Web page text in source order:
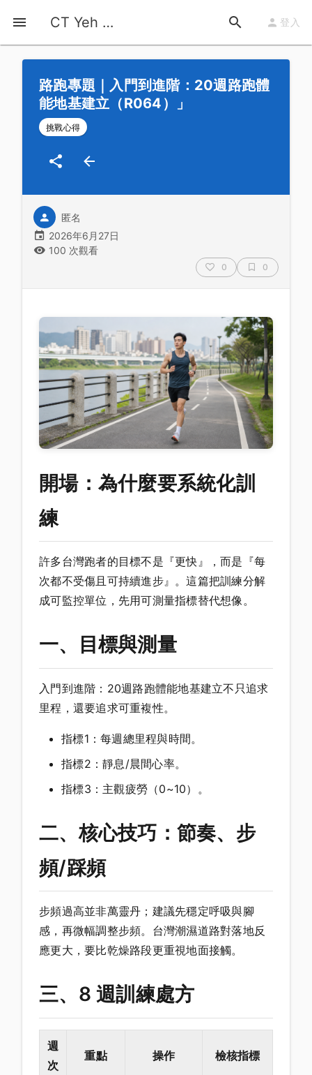
CT Yeh 公路車基地 登入
首頁 運動知識
路跑專題｜入門到進階：20週路跑體
能地基建立（R064）」
挑戰心得
匿名
2026年6月27日
100 次觀看
0 0
開場：為什麼要系統化訓
練
許多台灣跑者的目標不是『更快』，而是『每
次都不受傷且可持續進步』。這篇把訓練分解
成可監控單位，先用可測量指標替代想像。
一、目標與測量
入門到進階：20週路跑體能地基建立不只追求
里程，還要追求可重複性。
指標1：每週總里程與時間。
指標2：靜息/晨間心率。
指標3：主觀疲勞（0~10）。
二、核心技巧：節奏、步
頻/踩頻
步頻過高並非萬靈丹；建議先穩定呼吸與腳
感，再微幅調整步頻。台灣潮濕道路對落地反
應更大，要比乾燥路段更重視地面接觸。
三、8 週訓練處方
週
次
重點 操作 檢核指標